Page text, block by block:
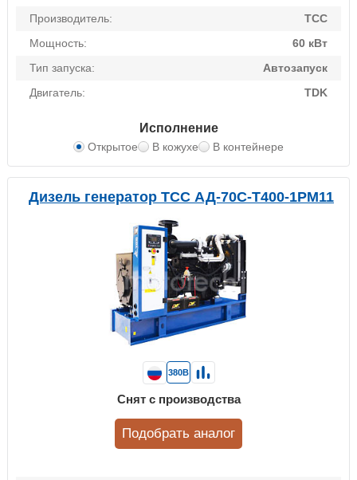
Производитель:
ТСС
Мощность:
60 кВт
Тип запуска:
Автозапуск
Двигатель:
TDK
Исполнение
Открытое В кожухе В контейнере
Дизель генератор ТСС АД-70С-Т400-1РМ11
380В
Снят с производства
Подобрать аналог